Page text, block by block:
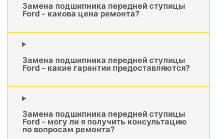
Замена подшипника передней ступицы
Ford - какова цена ремонта?
Замена подшипника передней ступицы
Ford - какие гарантии предоставляются?
Замена подшипника передней ступицы
Ford - могу ли я получить консультацию
по вопросам ремонта?